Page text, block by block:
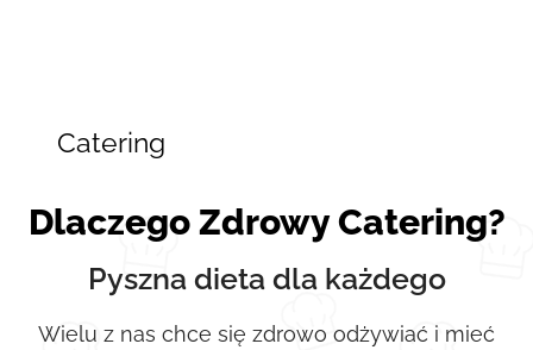
Catering
Dlaczego Zdrowy Catering?
Pyszna dieta dla każdego
Wielu z nas chce się zdrowo odżywiać i mieć